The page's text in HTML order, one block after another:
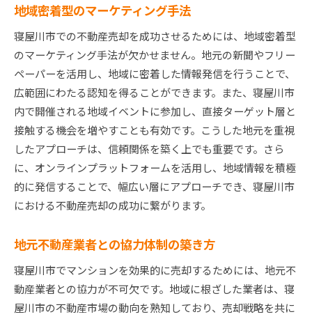
地域密着型のマーケティング手法
寝屋川市での不動産売却を成功させるためには、地域密着型
のマーケティング手法が欠かせません。地元の新聞やフリー
ペーパーを活用し、地域に密着した情報発信を行うことで、
広範囲にわたる認知を得ることができます。また、寝屋川市
内で開催される地域イベントに参加し、直接ターゲット層と
接触する機会を増やすことも有効です。こうした地元を重視
したアプローチは、信頼関係を築く上でも重要です。さら
に、オンラインプラットフォームを活用し、地域情報を積極
的に発信することで、幅広い層にアプローチでき、寝屋川市
における不動産売却の成功に繋がります。
地元不動産業者との協力体制の築き方
寝屋川市でマンションを効果的に売却するためには、地元不
動産業者との協力が不可欠です。地域に根ざした業者は、寝
屋川市の不動産市場の動向を熟知しており、売却戦略を共に